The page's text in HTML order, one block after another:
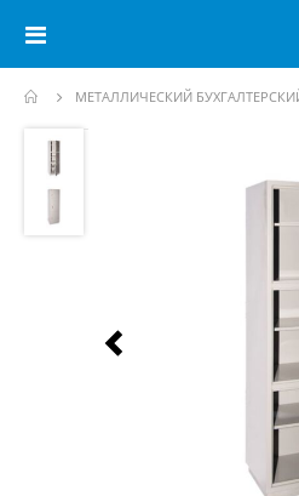
Toggle
МЕТАЛЛИЧЕСКИЙ
Пропустить
перейти
галереям